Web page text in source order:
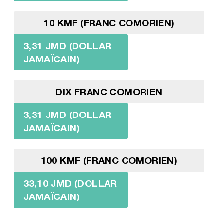
10 KMF (FRANC COMORIEN)
3,31 JMD (DOLLAR
JAMAÏCAIN)
DIX FRANC COMORIEN
3,31 JMD (DOLLAR
JAMAÏCAIN)
100 KMF (FRANC COMORIEN)
33,10 JMD (DOLLAR
JAMAÏCAIN)